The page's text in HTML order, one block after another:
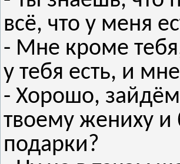
всё, что у меня
- Мне кроме
у тебя есть, и
- Хорошо,
твоему жениху и
подарки?